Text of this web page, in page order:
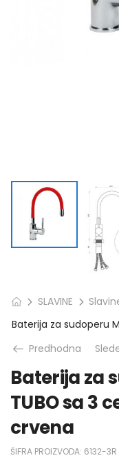
SLAVINE
Predhodna
Baterija za
TUBO sa 3
crvena
ŠIFRA PROIZVODA: 6132-3R